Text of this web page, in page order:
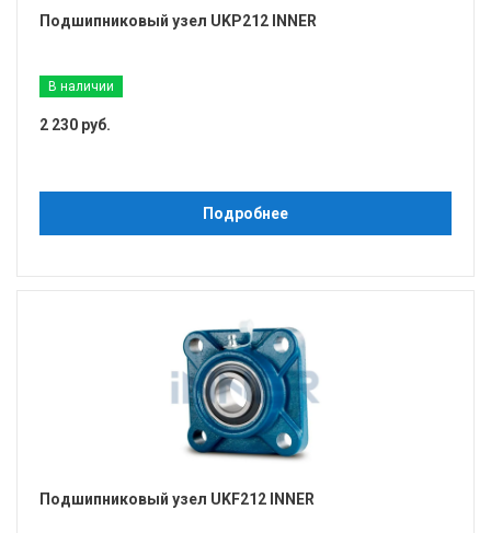
Подшипниковый узел UKP212 INNER
В наличии
2 230 руб.
Подробнее
Подшипниковый узел UKF212 INNER